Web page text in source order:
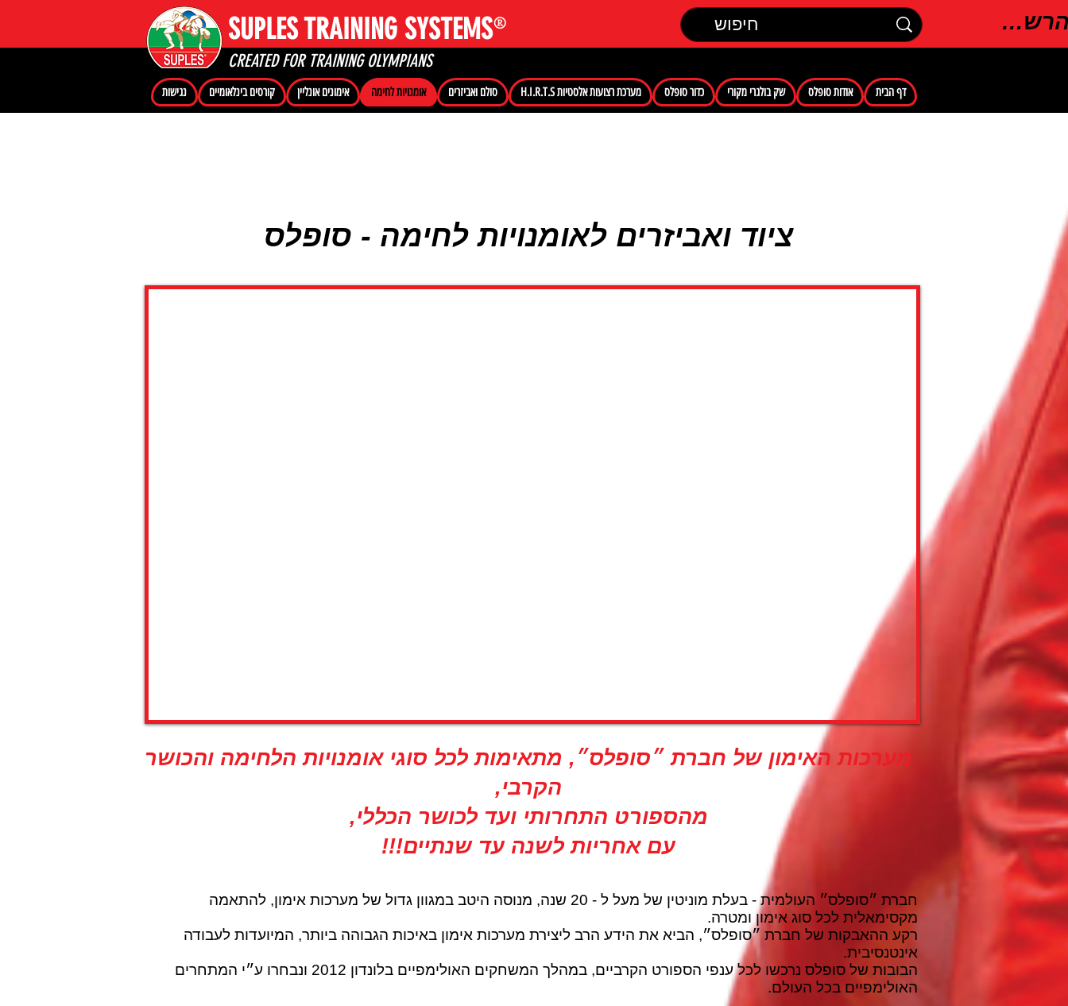
SUPLES TRAINING SYSTEMS®
CREATED FOR TRAINING OLYMPIANS
דף הבית אודות סופלס שק בולגרי מקורי כדור סופלס מערכת רצועות אלסטיות H.I.R.T.S סולם ואביזרים אומנויות לחימה אימונים אונליין קורסים בינלאומיים נגישות
ציוד ואביזרים לאומנויות לחימה - סופלס
מערכות האימון של חברת ״סופלס״, מתאימות לכל סוגי אומנויות הלחימה והכושר
הקרבי,
מהספורט התחרותי ועד לכושר הכללי,
עם אחריות לשנה עד שנתיים!!!
חברת ״סופלס״ העולמית - בעלת מוניטין של מעל ל - 20 שנה, מנוסה היטב במגוון גדול של מערכות אימון, להתאמה
מקסימאלית לכל סוג אימון ומטרה.
רקע ההאבקות של חברת ״סופלס״, הביא את הידע הרב ליצירת מערכות אימון באיכות הגבוהה ביותר, המיועדות לעבודה
אינטנסיבית.
הבובות של סופלס נרכשו לכל ענפי הספורט הקרביים, במהלך המשחקים האולימפיים בלונדון 2012 ונבחרו ע״י המתחרים
האולימפיים בכל העולם.